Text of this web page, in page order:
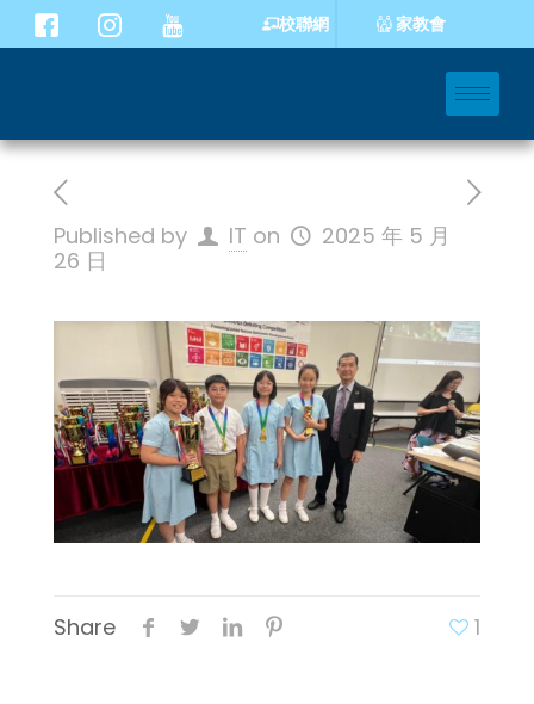
校聯網 家教會
Published by IT on
2025 年 5 月
26 日
Share 1